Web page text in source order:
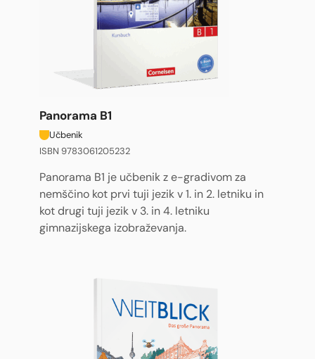
Panorama B1
Učbenik
ISBN 9783061205232
Panorama B1 je učbenik z e-gradivom za
nemščino kot prvi tuji jezik v 1. in 2. letniku in
kot drugi tuji jezik v 3. in 4. letniku
gimnazijskega izobraževanja.